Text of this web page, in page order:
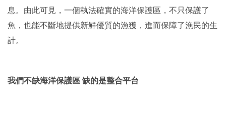
息。由此可見，一個執法確實的海洋保護區，不只保護了
魚，也能不斷地提供新鮮優質的漁獲，進而保障了漁民的生
計。
我們不缺海洋保護區 缺的是整合平台